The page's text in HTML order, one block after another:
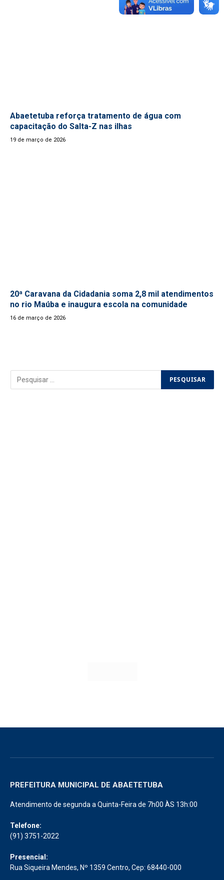
Abaetetuba reforça tratamento de água com
capacitação do Salta-Z nas ilhas
19 de março de 2026
20ª Caravana da Cidadania soma 2,8 mil atendimentos
no rio Maúba e inaugura escola na comunidade
16 de março de 2026
PREFEITURA MUNICIPAL DE ABAETETUBA
Atendimento de segunda a Quinta-Feira de 7h00 ÀS 13h:00
Telefone:
(91) 3751-2022
Presencial:
Rua Siqueira Mendes, Nº 1359 Centro, Cep: 68440-000